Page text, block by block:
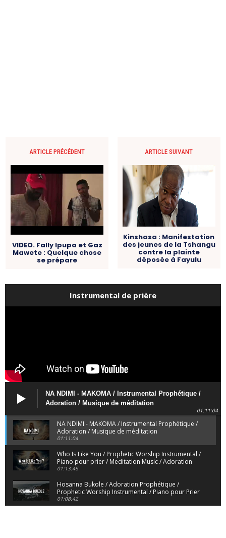
ARTICLE PRÉCÉDENT
VIDEO. Fally Ipupa et Gaz
Mawete : Quelque chose
se prépare
ARTICLE SUIVANT
Kinshasa : Manifestation
des jeunes de la Tshangu
contre la plainte
déposée à Fayulu
Instrumental de prière
NA NDIMI - MAKOMA / Instrumental Prophétique /
Adoration / Musique de méditation
01:11:04
NA NDIMI - MAKOMA / Instrumental Prophétique /
Adoration / Musique de méditation
01:11:04
Who Is Like You / Prophetic Worship Instrumental /
Piano pour prier / Meditation Music / Adoration
01:13:46
Hosanna Bukole / Adoration Prophétique /
Prophetic Worship Instrumental / Piano pour Prier
01:08:42